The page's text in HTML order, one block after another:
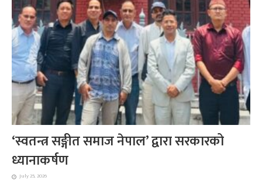
‘स्वतन्त्र सङ्गीत समाज नेपाल’ द्वारा सरकारको
ध्यानाकर्षण
July 25, 2026